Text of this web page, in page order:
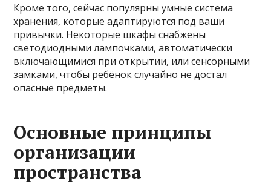
Кроме того, сейчас популярны умные система
хранения, которые адаптируются под ваши
привычки. Некоторые шкафы снабжены
светодиодными лампочками, автоматически
включающимися при открытии, или сенсорными
замками, чтобы ребёнок случайно не достал
опасные предметы.
Основные принципы
организации
пространства